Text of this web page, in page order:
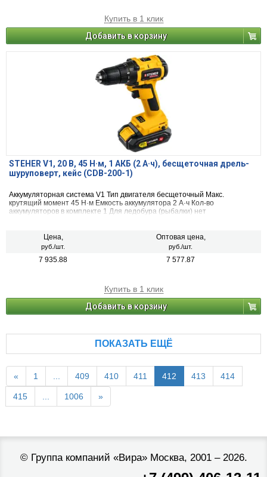
Купить в 1 клик
Добавить в корзину
STEHER V1, 20 В, 45 Н·м, 1 АКБ (2 А·ч), бесщеточная дрель-
шуруповерт, кейс (CDB-200-1)
Аккумуляторная система V1 Тип двигателя бесщеточный Макс.
крутящий момент 45 Н·м Емкость аккумулятора 2 А·ч Кол-во
аккумуляторов в комплекте 1 Для ледобура (рыбалки) нет
Цена,
руб./шт.
Оптовая цена,
руб./шт.
7 935.88 7 577.87
Купить в 1 клик
Добавить в корзину
ПОКАЗАТЬ ЕЩЁ
« 1 ... 409 410 411 412 413 414
415 ... 1006 »
© Группа компаний «Вира»Москва, 2001 – 2026.